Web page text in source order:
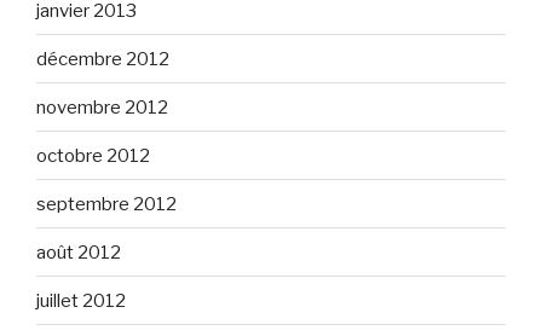
janvier 2013
décembre 2012
novembre 2012
octobre 2012
septembre 2012
août 2012
juillet 2012